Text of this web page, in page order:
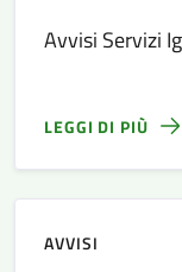
Avvisi Servizi
LEGGI DI PIÙ
AVVISI